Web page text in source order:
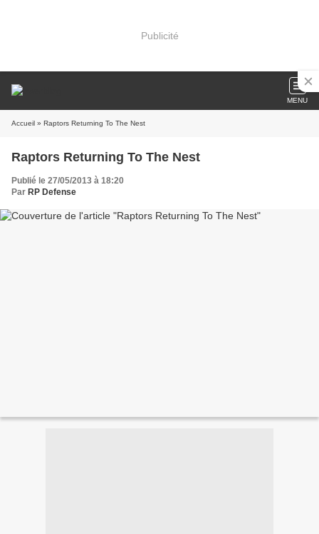
Publicité
MENU
Accueil » Raptors Returning To The Nest
Raptors Returning To The Nest
Publié le 27/05/2013 à 18:20
Par RP Defense